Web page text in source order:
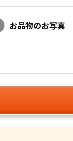
お品物のお写真